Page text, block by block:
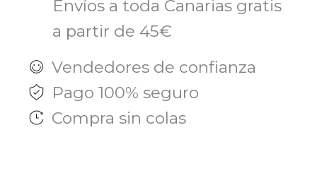
Envíos a toda Canarias gratis
a partir de 45€
Vendedores de confianza
Pago 100% seguro
Compra sin colas